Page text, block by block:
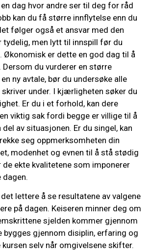
dag hvor andre ser til deg for råd
kan du få større innflytelse enn du
følger også et ansvar med den
men lytt til innspill før du
Økonomisk er dette en god dag til å
du vurderer en større
ny avtale, bør du undersøke alle
under. I kjærligheten søker du
Er du i et forhold, kan dere
viktig sak fordi begge er villige til å
av situasjonen. Er du singel, kan
seg oppmerksomheten din
modenhet og evnen til å stå stødig
de ekte kvalitetene som imponerer
dagen.
lettere å se resultatene av valgene
på dagen. Keiseren minner deg om
sjelden kommer gjennom
bygges gjennom disiplin, erfaring og
kursen selv når omgivelsene skifter.